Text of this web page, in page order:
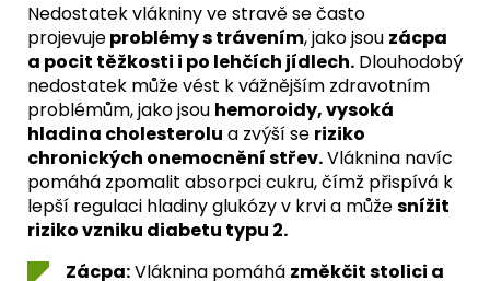
Nedostatek vlákniny ve stravě se často
projevujeproblémy s trávením, jako jsou zácpa
a pocit těžkosti i po lehčích jídlech. Dlouhodobý
nedostatek může vést k vážnějším zdravotním
problémům, jako jsou hemoroidy, vysoká
hladina cholesterolu a zvýší se riziko
chronických onemocnění střev.Vláknina navíc
pomáhá zpomalit absorpci cukru, čímž přispívá k
lepší regulaci hladiny glukózy v krvi a můžesnížit
riziko vzniku diabetu typu 2.
Zácpa:Vláknina pomáhá změkčit stolici a